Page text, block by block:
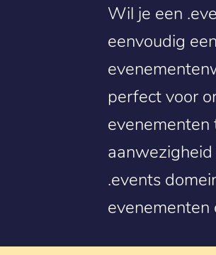
Wil je een
eenvoudig
perfect voor
evenementen
.events
evenementen